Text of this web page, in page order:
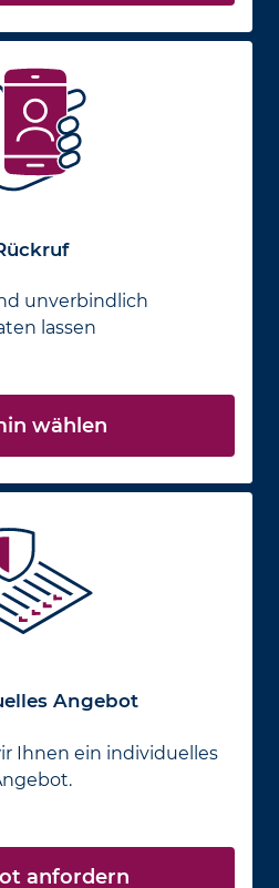
unverbindlich
lassen
wählen
Angebot
Ihnen ein individuelles
anfordern